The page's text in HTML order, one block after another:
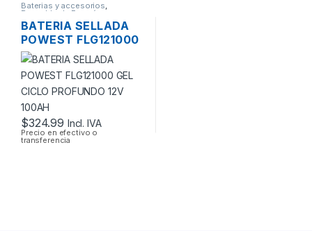
Baterias y accesorios,
Respaldo de Energía
BATERIA SELLADA
POWEST FLG121000
GEL CICLO
PROFUNDO 12V
100AH
$324.99 Incl. IVA
Precio en efectivo o
transferencia